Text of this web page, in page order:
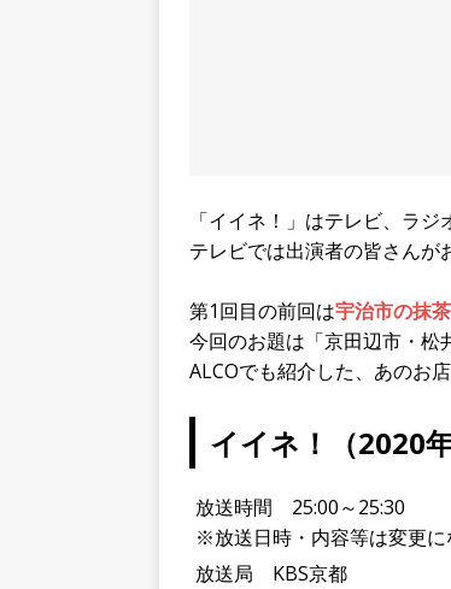
「イイネ！」はテレビ、ラ
テレビでは出演者の皆さんが
第1回目の前回は宇治市の抹
今回のお題は「京田辺市・松
ALCOでも紹介した、あのお
イイネ！（2020
放送時間 25:00～25:30
※放送日時・内容等は変更に
放送局 KBS京都